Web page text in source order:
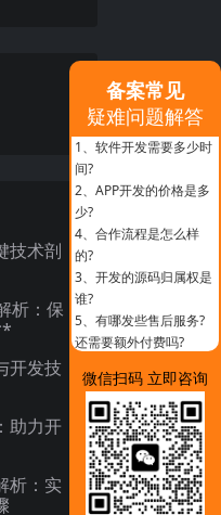
技术剖
析：保
开发技
助力开
析：实
备案常见
疑难问题解答
1、 软件开发需要多少时
间?
2、 APP开发的价格是多
少?
4、 合作流程是怎么样
的?
3、 开发的源码归属权是
谁?
5、 有哪发些售后服务?
还需要额外付费吗?
微信扫码 立即咨询